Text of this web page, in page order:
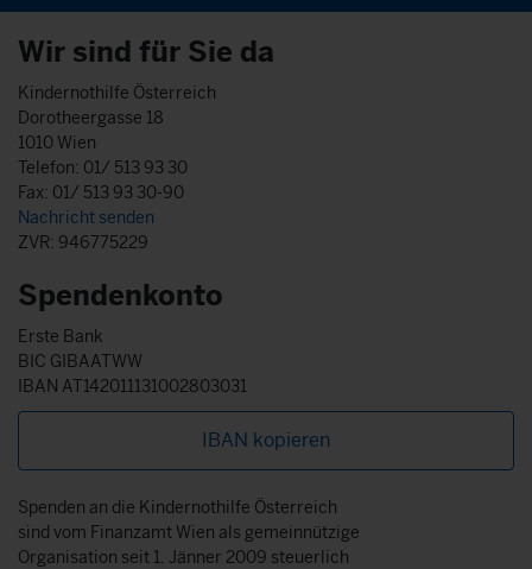
Wir sind für Sie da
Kindernothilfe Österreich
Dorotheergasse 18
1010 Wien
Telefon: 01/ 513 93 30
Fax: 01/ 513 93 30-90
Nachricht senden
ZVR: 946775229
Spendenkonto
Erste Bank
BIC GIBAATWW
IBAN AT142011131002803031
IBAN kopieren
Spenden an die Kindernothilfe Österreich
sind vom Finanzamt Wien als gemeinnützige
Organisation seit 1. Jänner 2009 steuerlich